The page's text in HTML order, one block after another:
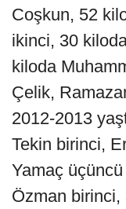
Coşkun, 52
ikinci, 30
kiloda
Çelik,
2012-2013
Tekin birinci,
Yamaç
Özman